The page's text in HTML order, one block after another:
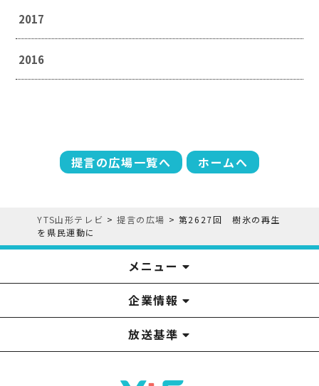
2017
2016
提言の広場一覧へ ホームへ
YTS山形テレビ >提言の広場 > 第2627回 樹氷の再生
を県民運動に
メニュー
YTSニュース
番組
アナウンサー
プレゼント
イベント
みるるん星人
YTS見学ツアー
番組表
お問い合わせ
企業情報
企業情報
役員構成
YTS山形テレビ SDGs 宣言
採用情報
山形テレビ人権方針
山形テレビ国民保護業務計画提出文
個人情報基本方針
情報セキュリティ基本方針
視聴データの取扱いについて
系列局一覧
中継局一覧
放送基準